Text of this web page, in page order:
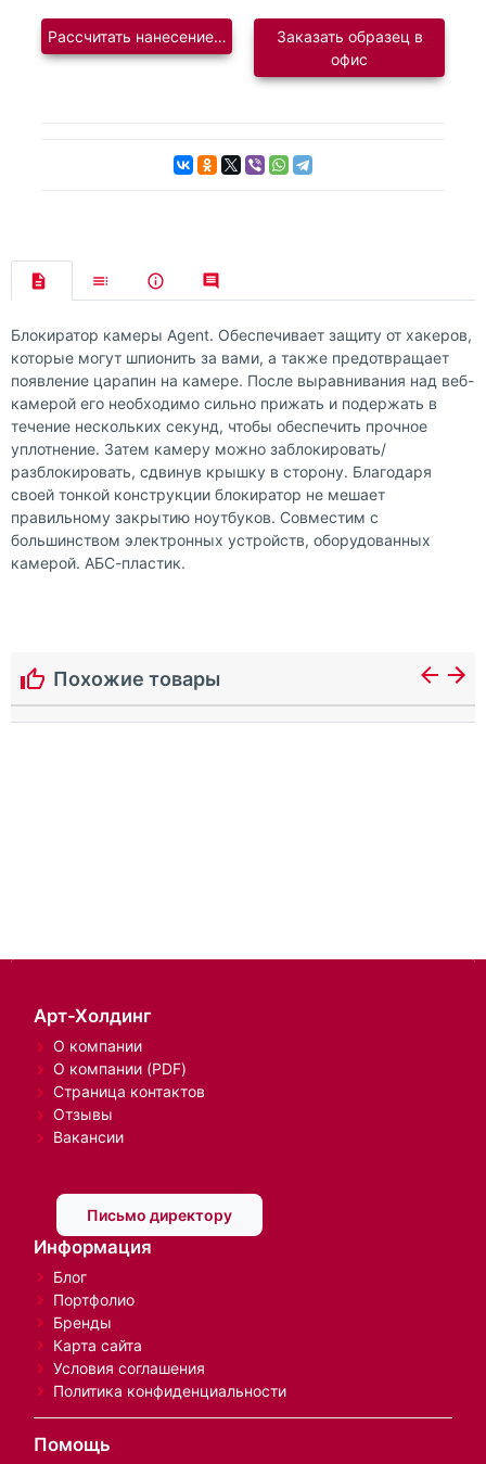
Рассчитать нанесение логотипаЗаказать образец в
офис
Блокиратор камеры Agent. Обеспечивает защиту от хакеров,
которые могут шпионить за вами, а также предотвращает
появление царапин на камере. После выравнивания над веб-
камерой его необходимо сильно прижать и подержать в
течение нескольких секунд, чтобы обеспечить прочное
уплотнение. Затем камеру можно заблокировать/
разблокировать, сдвинув крышку в сторону. Благодаря
своей тонкой конструкции блокиратор не мешает
правильному закрытию ноутбуков. Совместим с
большинством электронных устройств, оборудованных
камерой. АБС-пластик.
Похожие товары
Арт-Холдинг
О компании
О компании (PDF)
Страница контактов
Отзывы
Вакансии
Письмо директору
Информация
Блог
Портфолио
Бренды
Карта сайта
Условия соглашения
Политика конфиденциальности
Помощь